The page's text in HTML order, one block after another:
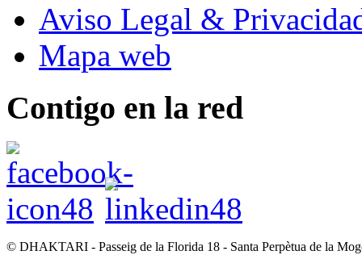
Aviso Legal &
Mapa web
Contigo en la red
© DHAKTARI - Passeig de la Florida 18 - Santa Perpètua de la